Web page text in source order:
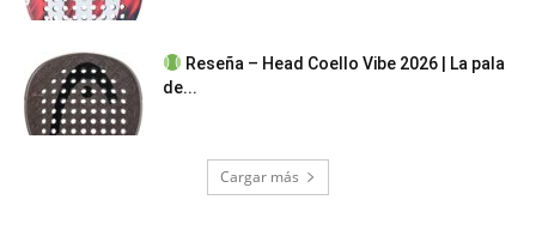
Reseña – Head Coello Vibe 2026 | La pala
de...
Cargar más